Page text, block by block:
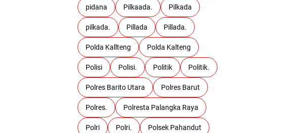
pidana Pilkaada. Pilkada
pilkada. Pillada Pillada.
Polda Kallteng Polda Kalteng
Polisi Polisi. Politik Politik.
Polres Barito Utara Polres Barut
Polres. Polresta Palangka Raya
Polri Polri. Polsek Pahandut